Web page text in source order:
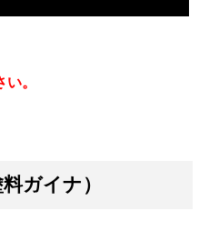
。
ガイナ）